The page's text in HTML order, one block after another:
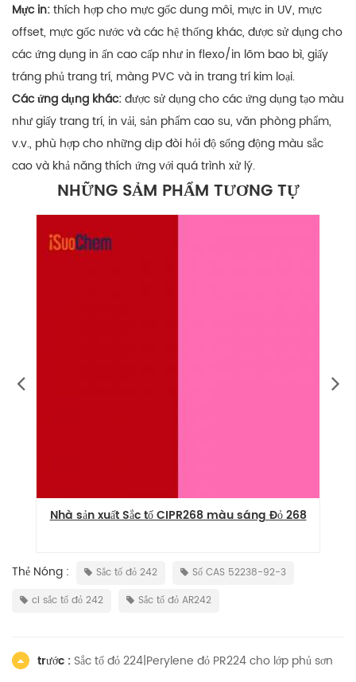
Mực in:thích hợp cho mực gốc dung môi, mực in UV, mực
offset, mực gốc nước và các hệ thống khác, được sử dụng cho
các ứng dụng in ấn cao cấp như in flexo/in lõm bao bì, giấy
tráng phủ trang trí, màng PVC và in trang trí kim loại.
Các ứng dụng khác:được sử dụng cho các ứng dụng tạo màu
như giấy trang trí, in vải, sản phẩm cao su, văn phòng phẩm,
v.v., phù hợp cho những dịp đòi hỏi độ sống động màu sắc
cao và khả năng thích ứng với quá trình xử lý.
NHỮNG SẢM PHẨM TƯƠNG TỰ
Nhà sản xuất Sắc tố CIPR268 màu sáng Đỏ 268
Thẻ Nóng : Sắc tố đỏ 242
Số CAS 52238-92-3
ci sắc tố đỏ 242
Sắc tố đỏ AR242
trước : Sắc tố đỏ 224|Perylene đỏ PR224 cho lớp phủ sơn